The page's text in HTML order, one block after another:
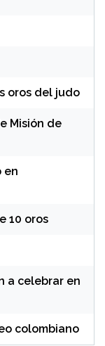
oros del judo
Misión de
en
10 oros
a celebrar en
colombiano